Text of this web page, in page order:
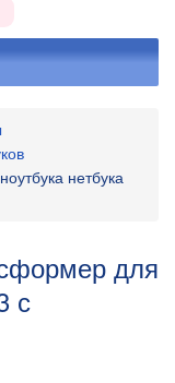
нетбука
для
с